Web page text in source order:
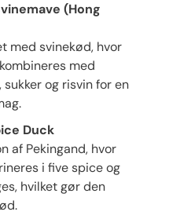
(Hong
med svinekød, hvor
med
sukker og risvin for en
Duck
af Pekingand, hvor
i five spice og
hvilket gør den